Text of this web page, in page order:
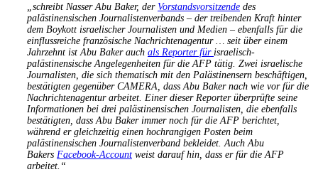
„schreibt Nasser Abu Baker, der Vorstandsvorsitzende des
palästinensischen Journalistenverbands – der treibenden Kraft hinter
dem Boykott israelischer Journalisten und Medien – ebenfalls für die
einflussreiche französische Nachrichtenagentur … seit über einem
Jahrzehnt ist Abu Baker auch als Reporter für israelisch-
palästinensische Angelegenheiten für die AFP tätig. Zwei israelische
Journalisten, die sich thematisch mit den Palästinensern beschäftigen,
bestätigten gegenüber CAMERA, dass Abu Baker nach wie vor für die
Nachrichtenagentur arbeitet. Einer dieser Reporter überprüfte seine
Informationen bei drei palästinensischen Journalisten, die ebenfalls
bestätigten, dass Abu Baker immer noch für die AFP berichtet,
während er gleichzeitig einen hochrangigen Posten beim
palästinensischen Journalistenverband bekleidet. Auch Abu
Bakers Facebook-Account weist darauf hin, dass er für die AFP
arbeitet.“